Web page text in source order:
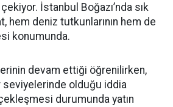
İstanbul Boğazı’nda sık
hem deniz tutkunlarının hem de
konumunda.
devam ettiği öğrenilirken,
olduğu iddia
durumunda yatın